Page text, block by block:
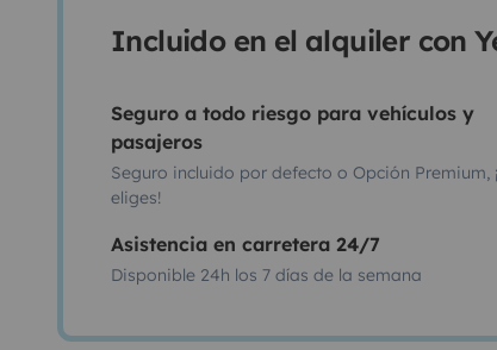
Incluido en el alquiler con
Seguro a todo riesgo para vehículos y
pasajeros
Seguro incluido por defecto o Opción Premium,
eliges!
Asistencia en carretera 24/7
Disponible 24h los 7 días de la semana